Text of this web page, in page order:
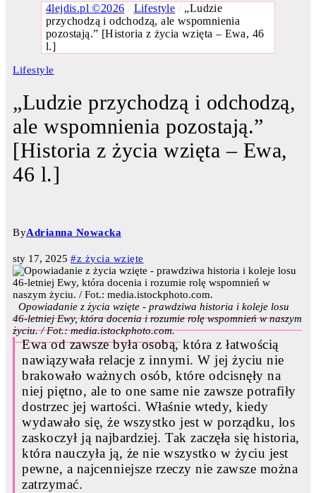
4lejdis.pl ©2026 / Lifestyle / „Ludzie
przychodzą i odchodzą, ale wspomnienia
pozostają.” [Historia z życia wzięta – Ewa, 46
l.]
Lifestyle
„Ludzie przychodzą i odchodzą,
ale wspomnienia pozostają.”
[Historia z życia wzięta – Ewa,
46 l.]
ByAdrianna Nowacka
sty 17, 2025 #z życia wzięte
Opowiadanie z życia wzięte - prawdziwa historia i koleje losu
46-letniej Ewy, która docenia i rozumie rolę wspomnień w naszym
życiu. / Fot.: media.istockphoto.com.
Ewa od zawsze była osobą, która z łatwością
nawiązywała relacje z innymi. W jej życiu nie
brakowało ważnych osób, które odcisnęły na
niej piętno, ale to one same nie zawsze potrafiły
dostrzec jej wartości. Właśnie wtedy, kiedy
wydawało się, że wszystko jest w porządku, los
zaskoczył ją najbardziej. Tak zaczęła się historia,
która nauczyła ją, że nie wszystko w życiu jest
pewne, a najcenniejsze rzeczy nie zawsze można
zatrzymać.